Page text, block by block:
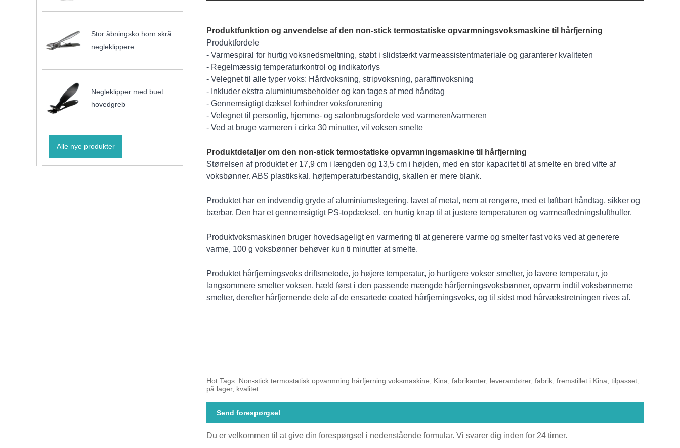
Stor åbningsko horn skrå
negleklippere
Negleklipper med buet
hovedgreb
Alle nye produkter
Produktfunktion og anvendelse af den non-stick termostatiske opvarmningsvoksmaskine til hårfjerning
Produktfordele
- Varmespiral for hurtig voksnedsmeltning, støbt i slidstærkt varmeassistentmateriale og garanterer kvaliteten
- Regelmæssig temperaturkontrol og indikatorlys
- Velegnet til alle typer voks: Hårdvoksning, stripvoksning, paraffinvoksning
- Inkluder ekstra aluminiumsbeholder og kan tages af med håndtag
- Gennemsigtigt dæksel forhindrer voksforurening
- Velegnet til personlig, hjemme- og salonbrugsfordele ved varmeren/varmeren
- Ved at bruge varmeren i cirka 30 minutter, vil voksen smelte
Produktdetaljer om den non-stick termostatiske opvarmningsmaskine til hårfjerning
Størrelsen af ​​produktet er 17,9 cm i længden og 13,5 cm i højden, med en stor kapacitet til at smelte en bred vifte af
voksbønner. ABS plastikskal, højtemperaturbestandig, skallen er mere blank.
Produktet har en indvendig gryde af aluminiumslegering, lavet af metal, nem at rengøre, med et løftbart håndtag, sikker og
bærbar. Den har et gennemsigtigt PS-topdæksel, en hurtig knap til at justere temperaturen og varmeafledningslufthuller.
Produktvoksmaskinen bruger hovedsageligt en varmering til at generere varme og smelter fast voks ved at generere
varme, 100 g voksbønner behøver kun ti minutter at smelte.
Produktet hårfjerningsvoks driftsmetode, jo højere temperatur, jo hurtigere vokser smelter, jo lavere temperatur, jo
langsommere smelter voksen, hæld først i den passende mængde hårfjerningsvoksbønner, opvarm indtil voksbønnerne
smelter, derefter hårfjernende dele af de ensartede coated hårfjerningsvoks, og til sidst mod hårvækstretningen rives af.
Hot Tags: Non-stick termostatisk opvarmning hårfjerning voksmaskine, Kina, fabrikanter, leverandører, fabrik, fremstillet i Kina, tilpasset,
på lager, kvalitet
Send forespørgsel
Du er velkommen til at give din forespørgsel i nedenstående formular. Vi svarer dig inden for 24 timer.